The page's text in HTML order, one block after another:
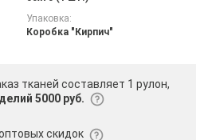
Упаковка:
Коробка "Кирпич"
тканей составляет 1 рулон,
5000 руб.
скидок